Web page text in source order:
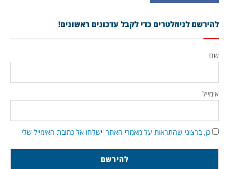
להירשם לניוזלטרים כדי לקבל עדכונים ראשונים!
שם
אימייל
כן, ברצוני שהתראות על מאמרי האתר יישלחו אל כתובת האימייל שלי